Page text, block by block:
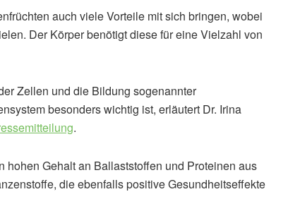
auch viele Vorteile mit sich bringen, wobei
Der Körper benötigt diese für eine Vielzahl von
Zellen und die Bildung sogenannter
besonders wichtig ist, erläutert Dr. Irina
.
Gehalt an Ballaststoffen und Proteinen aus
die ebenfalls positive Gesundheitseffekte